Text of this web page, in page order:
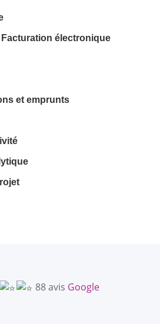
Facturation électronique
et emprunts
88 avis Google